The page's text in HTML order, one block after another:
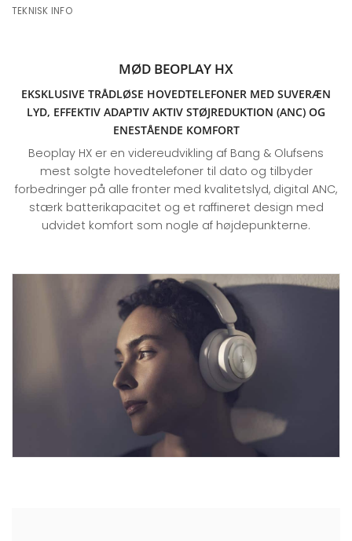
TEKNISK INFO
MØD BEOPLAY HX
EKSKLUSIVE TRÅDLØSE HOVEDTELEFONER MED SUVERÆN
LYD, EFFEKTIV ADAPTIV AKTIV STØJREDUKTION (ANC) OG
ENESTÅENDE KOMFORT
Beoplay HX er en videreudvikling af Bang & Olufsens
mest solgte hovedtelefoner til dato og tilbyder
forbedringer på alle fronter med kvalitetslyd, digital ANC,
stærk batterikapacitet og et raffineret design med
udvidet komfort som nogle af højdepunkterne.